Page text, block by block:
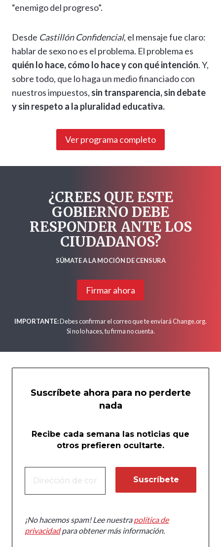
“enemigo del progreso”.
Desde Castillón Confidencial, el mensaje fue claro:
hablar de sexo no es el problema. El problema es
quién lo hace, cómo lo hace y con qué intención. Y,
sobre todo, que lo haga un medio financiado con
nuestros impuestos, sin transparencia, sin debate
y sin respeto a la pluralidad educativa.
Ver programa completo
¿CREES QUE ESTE
GOBIERNO DEBE
RESPONDER ANTE LOS
CIUDADANOS?
SÚMATE A LA MOCIÓN DE CENSURA
Firmar ahora
IMPORTANTE:Debes confirmar el correo que te enviará Change.org.
Si no lo haces, tu firma no cuenta.
Suscríbete ahora para no perderte
nada
Recibe cada semana las noticias que
otros prefieren ocultarte.
¡No hacemos spam! Lee nuestrapolítica de
privacidadpara obtener más información.